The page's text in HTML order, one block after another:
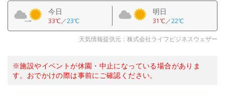
今日
33℃／23℃
明日
31℃／22℃
天気情報提供元：株式会社ライフビジネスウェザー
※施設やイベントが休園・中止になっている場合がありま
す。おでかけの際は事前にご確認ください。